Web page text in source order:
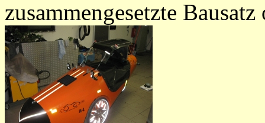
zusammengesetzte